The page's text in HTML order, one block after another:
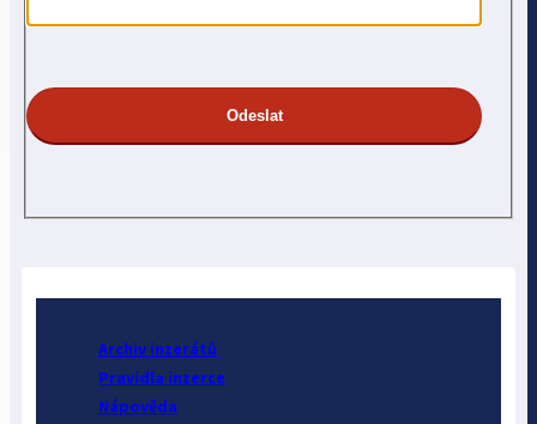
Archiv inzerátů
Pravidla inzerce
Nápověda